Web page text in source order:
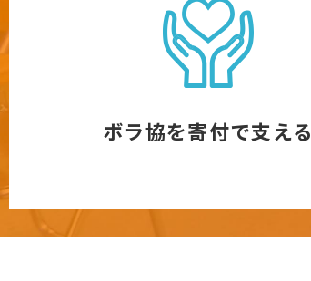
ボラ協を寄付で支える